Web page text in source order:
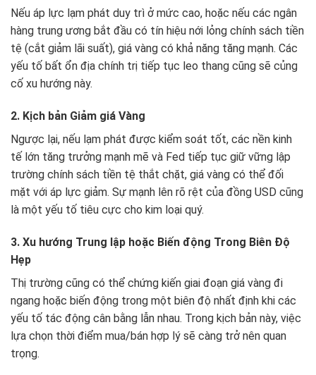
Nếu áp lực lạm phát duy trì ở mức cao, hoặc nếu các ngân
hàng trung ương bắt đầu có tín hiệu nới lỏng chính sách tiền
tệ (cắt giảm lãi suất), giá vàng có khả năng tăng mạnh. Các
yếu tố bất ổn địa chính trị tiếp tục leo thang cũng sẽ củng
cố xu hướng này.
2. Kịch bản Giảm giá Vàng
Ngược lại, nếu lạm phát được kiểm soát tốt, các nền kinh
tế lớn tăng trưởng mạnh mẽ và Fed tiếp tục giữ vững lập
trường chính sách tiền tệ thắt chặt, giá vàng có thể đối
mặt với áp lực giảm. Sự mạnh lên rõ rệt của đồng USD cũng
là một yếu tố tiêu cực cho kim loại quý.
3. Xu hướng Trung lập hoặc Biến động Trong Biên Độ
Hẹp
Thị trường cũng có thể chứng kiến giai đoạn giá vàng đi
ngang hoặc biến động trong một biên độ nhất định khi các
yếu tố tác động cân bằng lẫn nhau. Trong kịch bản này, việc
lựa chọn thời điểm mua/bán hợp lý sẽ càng trở nên quan
trọng.